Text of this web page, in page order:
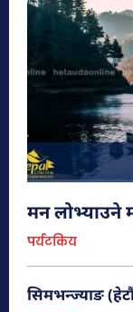
मन लोभ्याउने
पर्यटकिय
सिमभन्ज्याङ